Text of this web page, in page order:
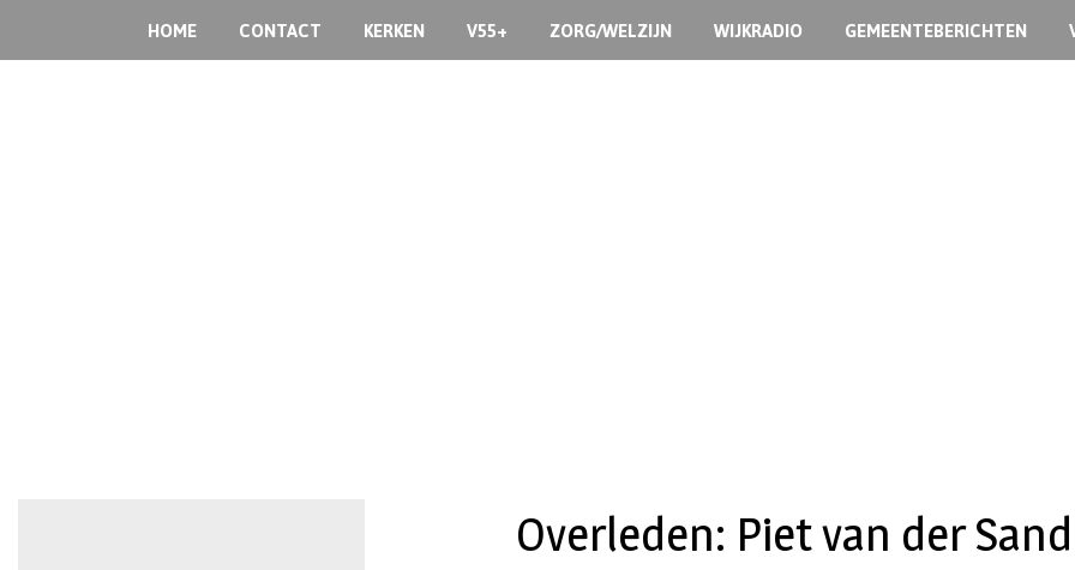
HOME CONTACT KERKEN V55+ ZORG/WELZIJN WIJKRADIO GEMEENTEBERICHTEN
Overleden: Piet van der